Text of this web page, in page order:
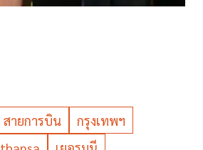
สายการบิน
กรุงเทพฯ